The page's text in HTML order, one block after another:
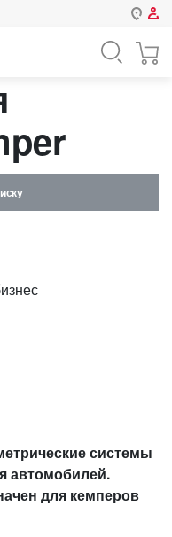
меня на этом
системы
автомобилей.
для кемперов